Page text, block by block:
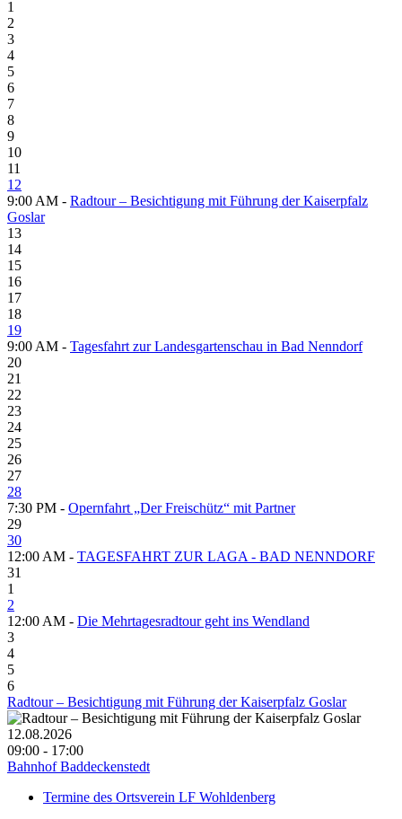
1
2
3
4
5
6
7
8
9
10
11
12
9:00 AM - Radtour – Besichtigung mit Führung der Kaiserpfalz
Goslar
13
14
15
16
17
18
19
9:00 AM - Tagesfahrt zur Landesgartenschau in Bad Nenndorf
20
21
22
23
24
25
26
27
28
7:30 PM - Opernfahrt „Der Freischütz“ mit Partner
29
30
12:00 AM - TAGESFAHRT ZUR LAGA - BAD NENNDORF
31
1
2
12:00 AM - Die Mehrtagesradtour geht ins Wendland
3
4
5
6
Radtour – Besichtigung mit Führung der Kaiserpfalz Goslar
12.08.2026
09:00 - 17:00
Bahnhof Baddeckenstedt
Termine des Ortsverein LF Wohldenberg